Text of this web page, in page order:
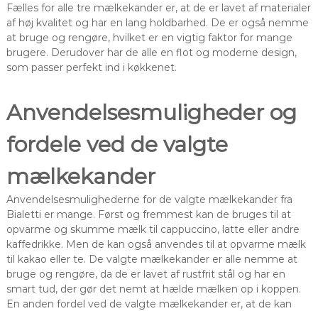
Fælles for alle tre mælkekander er, at de er lavet af materialer
af høj kvalitet og har en lang holdbarhed. De er også nemme
at bruge og rengøre, hvilket er en vigtig faktor for mange
brugere. Derudover har de alle en flot og moderne design,
som passer perfekt ind i køkkenet.
Anvendelsesmuligheder og
fordele ved de valgte
mælkekander
Anvendelsesmulighederne for de valgte mælkekander fra
Bialetti er mange. Først og fremmest kan de bruges til at
opvarme og skumme mælk til cappuccino, latte eller andre
kaffedrikke. Men de kan også anvendes til at opvarme mælk
til kakao eller te. De valgte mælkekander er alle nemme at
bruge og rengøre, da de er lavet af rustfrit stål og har en
smart tud, der gør det nemt at hælde mælken op i koppen.
En anden fordel ved de valgte mælkekander er, at de kan